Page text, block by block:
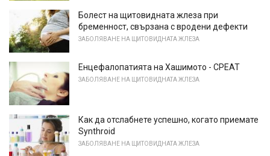
Болест на щитовидната жлеза при
бременност, свързана с вродени дефекти
ЗАБОЛЯВАНЕ НА ЩИТОВИДНАТА ЖЛЕЗА
Енцефалопатията на Хашимото - СРЕАТ
ЗАБОЛЯВАНЕ НА ЩИТОВИДНАТА ЖЛЕЗА
Как да отслабнете успешно, когато приемате
Synthroid
ЗАБОЛЯВАНЕ НА ЩИТОВИДНАТА ЖЛЕЗА